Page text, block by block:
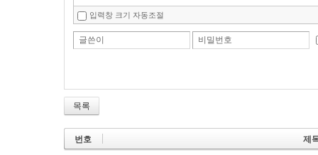
입력창 크기 자동조절
글쓴이 비밀번호
목록
번호 제